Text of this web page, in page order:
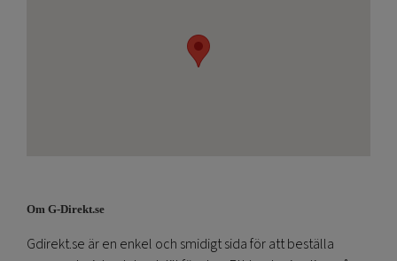
Om G-Direkt.se
Gdirekt.se är en enkel och smidigt sida för att beställa